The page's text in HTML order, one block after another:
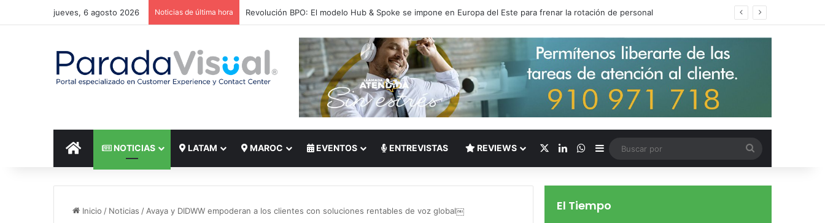
jueves, 6 agosto 2026 Noticias de última hora El reto del Nearshoring: Crisis de talento bilingüe en Centroamérica dispara los salarios de entrada un 15%
INICIO NOTICIAS LATAM MAROC EVENTOS ENTREVISTAS REVIEWS LinkedInWhatsApp
Barra lateral
por
Inicio / Noticias /Avaya y DIDWW empoderan a los clientes con soluciones rentables de voz global￼ El Tiempo